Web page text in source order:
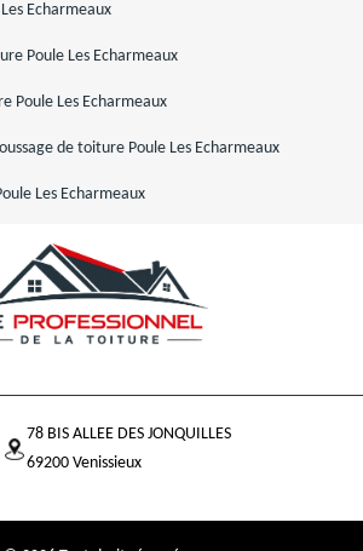
Echarmeaux
Poule Les Echarmeaux
Poule Les Echarmeaux
de toiture Poule Les Echarmeaux
Les Echarmeaux
78 BIS ALLEE DES JONQUILLES
69200 Venissieux